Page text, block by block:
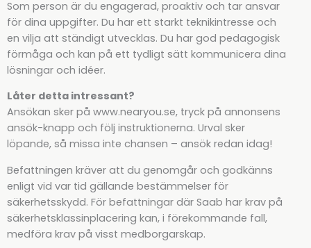
Som person är du engagerad, proaktiv och tar ansvar
för dina uppgifter. Du har ett starkt teknikintresse och
en vilja att ständigt utvecklas. Du har god pedagogisk
förmåga och kan på ett tydligt sätt kommunicera dina
lösningar och idéer.
Låter detta intressant?
Ansökan sker på www.nearyou.se, tryck på annonsens
ansök-knapp och följ instruktionerna. Urval sker
löpande, så missa inte chansen – ansök redan idag!
Befattningen kräver att du genomgår och godkänns
enligt vid var tid gällande bestämmelser för
säkerhetsskydd. För befattningar där Saab har krav på
säkerhetsklassinplacering kan, i förekommande fall,
medföra krav på visst medborgarskap.